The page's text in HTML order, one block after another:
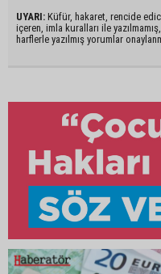
UYARI: Küfür, hakaret, rencide
içeren, imla kuralları ile
harflerle yazılmış yorumlar